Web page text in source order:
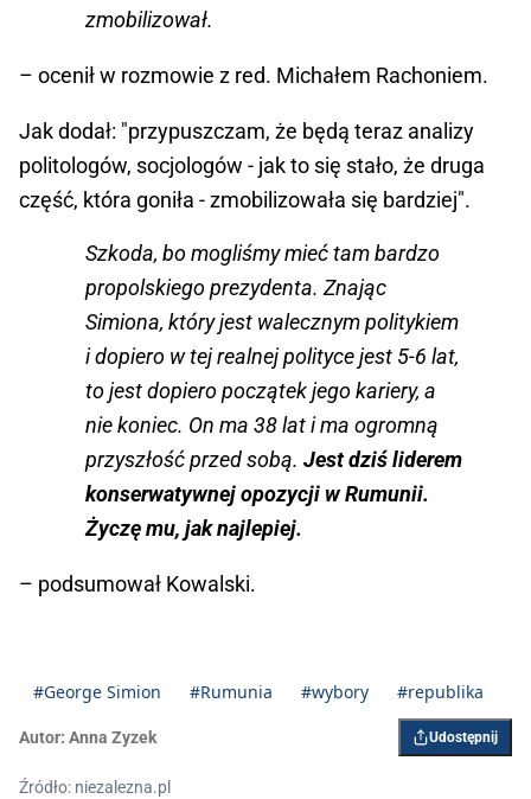
zmobilizował.
– ocenił w rozmowie z red. Michałem Rachoniem.
Jak dodał: "przypuszczam, że będą teraz analizy
politologów, socjologów - jak to się stało, że druga
część, która goniła - zmobilizowała się bardziej".
Szkoda, bo mogliśmy mieć tam bardzo
propolskiego prezydenta. Znając
Simiona, który jest walecznym politykiem
i dopiero w tej realnej polityce jest 5-6 lat,
to jest dopiero początek jego kariery, a
nie koniec. On ma 38 lat i ma ogromną
przyszłość przed sobą. Jest dziś liderem
konserwatywnej opozycji w Rumunii.
Życzę mu, jak najlepiej.
– podsumował Kowalski.
#George Simion #Rumunia #wybory #republika
Autor: Anna Zyzek Udostępnij
Źródło: niezalezna.pl